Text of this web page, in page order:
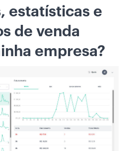
estatísticas e
de venda
empresa?